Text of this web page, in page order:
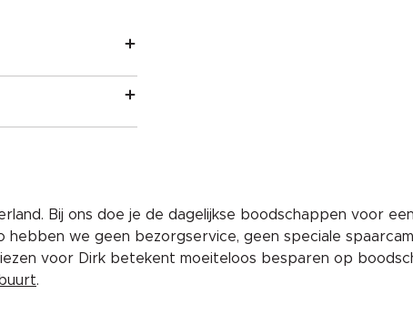
Bij ons doe je de dagelijkse boodschappen voor
hebben we geen bezorgservice, geen speciale
voor Dirk betekent moeiteloos besparen op
.